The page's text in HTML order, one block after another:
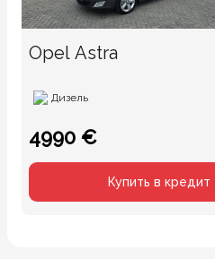
Opel Astra
Дизель
4990 €
Купить в кредит